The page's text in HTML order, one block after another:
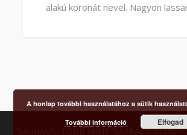
alakú koronát nevel. Nagyon
BAUHAUS, TÖBB MINT BARKÁCS BLOG. -
A honlap további használatához a sütik
További információ Elfogad